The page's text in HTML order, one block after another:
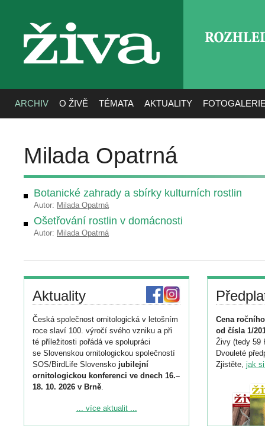
živa
ARCHIV O ŽIVĚ TÉMATA AKTUALITY
Milada Opatrná
Botanické zahrady a sbírky kulturních rostlin
Autor: Milada Opatrná
Ošetřování rostlin v domácnosti
Autor: Milada Opatrná
Aktuality
Česká společnost ornitologická v letošním
roce slaví 100. výročí svého vzniku a při
té příležitosti pořádá ve spolupráci
se Slovenskou ornitologickou společností
SOS/BirdLife Slovensko jubilejní
ornitologickou konferenci ve dnech 16.–
18. 10. 2026 v Brně.
Podrobnější informace ke konferenci
... více aktualit ...
Cena
od čísla 1/
Živy (tedy 59
Dvouleté
Zjistěte, jak